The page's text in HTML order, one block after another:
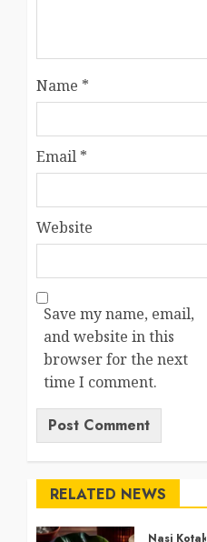
Name *
Email *
Website
Save my name, email,
and website in this
browser for the next
time I comment.
RELATED NEWS
Nasi Kotak